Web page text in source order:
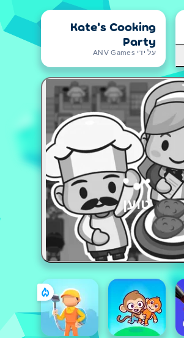
Kate's Cooking
Party
על ידי ANV Games
טוען